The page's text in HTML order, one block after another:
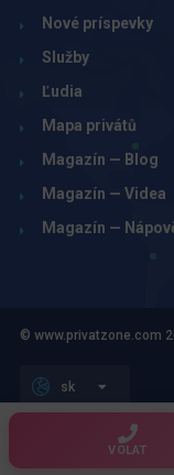
VOLAT
Nové príspevky
Služby
Ľudia
Mapa privátů
Magazín — Blog
Magazín — Videa
Magazín —
© www.privatzone.com
sk
Obchodní podmínky pro
Zásady zpracování